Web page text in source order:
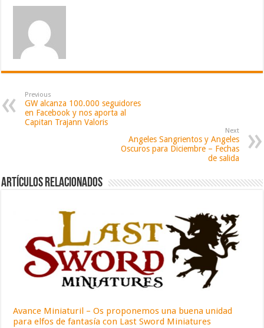
Previous
GW alcanza 100.000 seguidores
en Facebook y nos aporta al
Capitan Trajann Valoris
Next
Angeles Sangrientos y Angeles
Oscuros para Diciembre – Fechas
de salida
Artículos relacionados
Avance Miniaturil – Os proponemos una buena unidad
para elfos de fantasía con Last Sword Miniatures